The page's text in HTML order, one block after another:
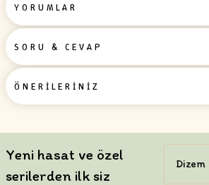
YORUMLAR
SORU & CEVAP
ÖNERİLERİNİZ
Yeni hasat ve özel
serilerden ilk siz
Dizem